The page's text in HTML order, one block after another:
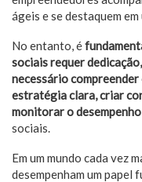
ágeis e se destaquem
No entanto, é
sociais requer
necessário
estratégia clara, criar
monitorar o
sociais.
Em um mundo cada vez
desempenham um papel